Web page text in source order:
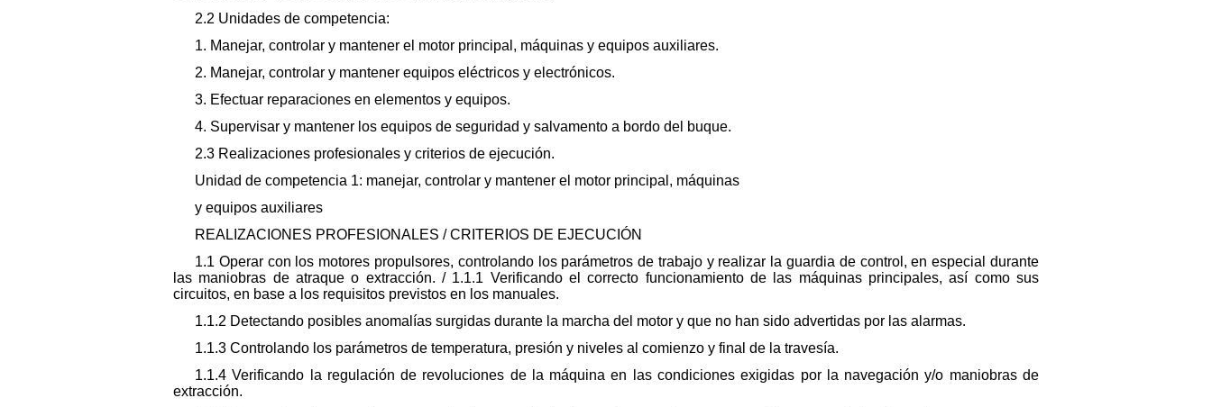
2.2 Unidades de competencia:
1. Manejar, controlar y mantener el motor principal, máquinas y equipos auxiliares.
2. Manejar, controlar y mantener equipos eléctricos y electrónicos.
3. Efectuar reparaciones en elementos y equipos.
4. Supervisar y mantener los equipos de seguridad y salvamento a bordo del buque.
2.3 Realizaciones profesionales y criterios de ejecución.
Unidad de competencia 1: manejar, controlar y mantener el motor principal, máquinas
y equipos auxiliares
REALIZACIONES PROFESIONALES / CRITERIOS DE EJECUCIÓN
1.1 Operar con los motores propulsores, controlando los parámetros de trabajo y realizar la guardia de control, en especial durante
las maniobras de atraque o extracción. / 1.1.1 Verificando el correcto funcionamiento de las máquinas principales, así como sus
circuitos, en base a los requisitos previstos en los manuales.
1.1.2 Detectando posibles anomalías surgidas durante la marcha del motor y que no han sido advertidas por las alarmas.
1.1.3 Controlando los parámetros de temperatura, presión y niveles al comienzo y final de la travesía.
1.1.4 Verificando la regulación de revoluciones de la máquina en las condiciones exigidas por la navegación y/o maniobras de
extracción.